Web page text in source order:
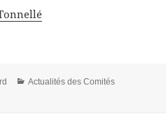
Catégories
Actualités des Comités